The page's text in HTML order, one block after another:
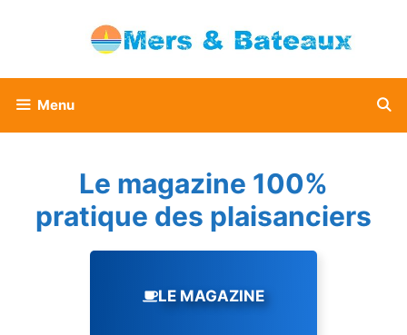
Menu
Le magazine 100%
pratique des plaisanciers
LE MAGAZINE